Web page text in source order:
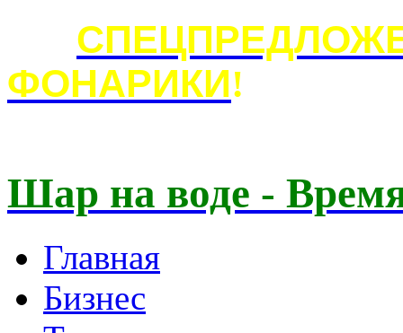
ФОНАРИКИ!
Шар на воде -
Главная
Бизнес